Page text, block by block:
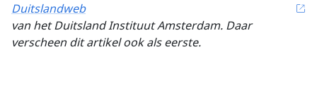
Duitslandweb
van het Duitsland Instituut Amsterdam. Daar
verscheen dit artikel ook als eerste.